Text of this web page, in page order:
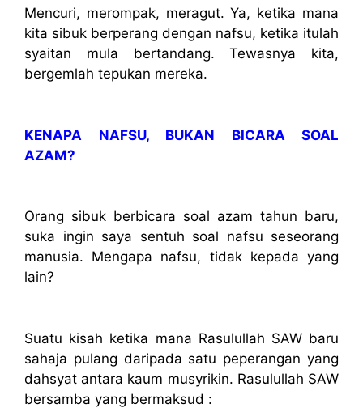
Mencuri, merompak, meragut. Ya, ketika mana
kita sibuk berperang dengan nafsu, ketika itulah
syaitan mula bertandang. Tewasnya kita,
bergemlah tepukan mereka.
KENAPA NAFSU, BUKAN BICARA SOAL
AZAM?
Orang sibuk berbicara soal azam tahun baru,
suka ingin saya sentuh soal nafsu seseorang
manusia. Mengapa nafsu, tidak kepada yang
lain?
Suatu kisah ketika mana Rasulullah SAW baru
sahaja pulang daripada satu peperangan yang
dahsyat antara kaum musyrikin. Rasulullah SAW
bersamba yang bermaksud :